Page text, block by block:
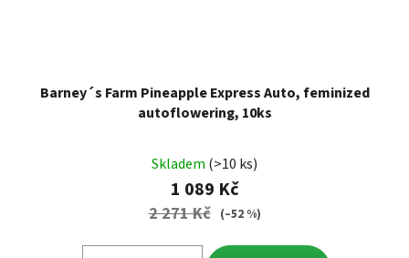
Barney´s Farm Pineapple Express Auto, feminized
autoflowering, 10ks
Skladem (>10 ks)
1 089 Kč
2 271 Kč (–52 %)